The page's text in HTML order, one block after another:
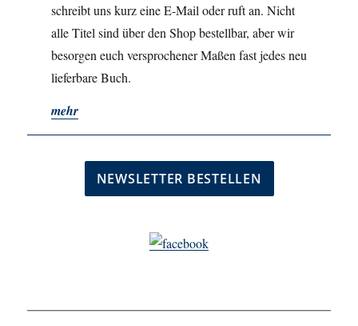
schreibt uns kurz eine E-Mail oder ruft an. Nicht
alle Titel sind über den Shop bestellbar, aber wir
besorgen euch versprochener Maßen fast jedes neu
lieferbare Buch.
mehr